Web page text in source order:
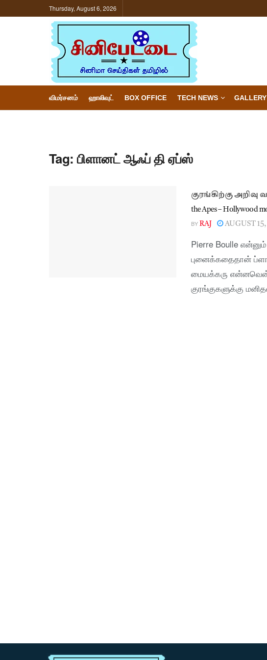
Thursday, August 6, 2026
விமர்சனம் ஹாலிவுட் BOX OFFICE TECH NEWS GALLERY
Tag:பிளானட் ஆஃப் தி ஏப்ஸ்
குரங்கிற்கு அறிவு
the Apes – Hollywood
BY RAJ AUGUST
Pierre Boulle
புனைக்கதைதான்
மையக்கரு
குரங்குகளுக்கு